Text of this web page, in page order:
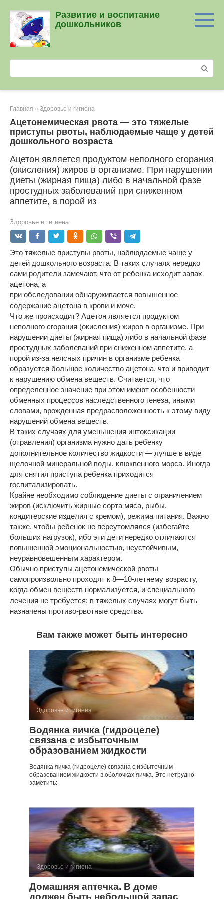
контенту
Развитие и воспитание
дошкольников
Главная » Здоровье и гигиена
Ацетонемическая рвота — это тяжелые
приступы рвоты, наблюдаемые чаще у детей
дошкольного возраста
Ацетон является продуктом не­полного сгорания
(окисления) жиров в организме. При нарушении
диеты (жирная пища) либо в начальной фазе
простудных заболеваний при сниженном
аппетите, а порой из
Здоровье и гигиена
Это тяжелые приступы рвоты, наблюдаемые чаще у
детей дошкольного возраста. В таких случаях нередко
сами родители замечают, что от ребенка исходит запах
ацетона, а
при обследовании обнаруживается повышенное
содержание ацетона в крови и моче.
Что же происходит? Ацетон является продуктом
неполного сгорания (окисления) жиров в организме. При
нарушении диеты (жирная пища) либо в начальной фазе
простудных заболеваний при сниженном аппетите, а
порой из-за неясных причин в организме ребенка
образуется большое количество ацетона, что и приводит
к нарушению обмена веществ. Считается, что
определенное значение при этом имеют особенности
обменных процессов наследственного генеза, иными
словами, врожденная предрасположенность к этому виду
нарушений обмена веществ.
В таких случаях для уменьшения интоксикации
(отравления) организма нужно дать ребенку
дополнительное количество жидкости — лучше в виде
щелочной минеральной воды, клюквенного морса. Иногда
для снятия приступа ребенка приходится
госпитализировать.
Крайне необходимо соблюдение диеты с ограничением
жиров (исключить жирные сорта мяса, рыбы,
кондитерские изделия с кремом), режима питания. Важно
также, чтобы ребенок не переутомлялся (избегайте
больших нагрузок), ибо эти дети нередко отличаются
повышенной эмоциональностью, неустойчивым,
неуравновешенным характером.
Обычно приступы ацетонемической рвоты
самопроизвольно проходят к 8—10-летнему возрасту,
когда обмен веществ нормализуется, и специального
лечения не требуется; в тяжелых случаях могут быть
назначены противо-рвотные средства.
Вам также может быть интересно
Здоровье и гигиена
Водянка яичка (гидроцеле)
связана с избыточ­ным
образованием жидкости
Водянка яичка (гидроцеле) связана с избыточ­ным
образованием жидкости в оболочках яичка. Это нетрудно
заметить:
Здоровье и гигиена
Домашняя аптечка. В доме
должен быть небольшой запас